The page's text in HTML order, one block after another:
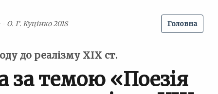
О. Г. Куцінко 2018 Головна
до реалізму ХІХ ст.
за темою «Поезія